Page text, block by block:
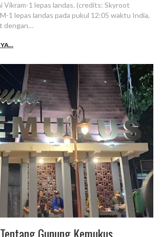
Vikram-1 lepas landas. (credits: Skyroot
1 lepas landas pada pukul 12:05 waktu India,
dengan…